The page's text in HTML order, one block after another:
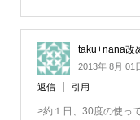
taku+nana
2013年 8月 01
返信 引用
>約１日、30度の使っ